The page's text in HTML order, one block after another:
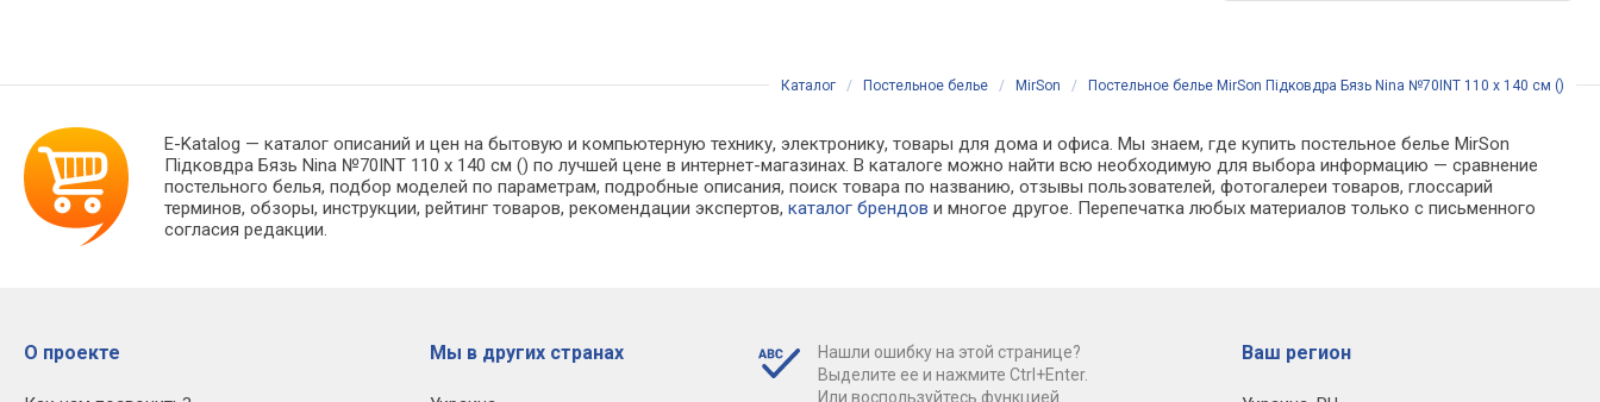
Каталог / Постельное белье / MirSon / Постельное белье MirSon Підковдра Бязь Nina №70INT 110 x 140 см ()
E-Katalog — каталог описаний и цен на бытовую и компьютерную технику, электронику, товары для дома и офиса. Мы знаем, где купить постельное белье MirSon
Підковдра Бязь Nina №70INT 110 x 140 см () по лучшей цене в интернет-магазинах. В каталоге можно найти всю необходимую для выбора информацию — сравнение
постельного белья, подбор моделей по параметрам, подробные описания, поиск товара по названию, отзывы пользователей, фотогалереи товаров, глоссарий
терминов, обзоры, инструкции, рейтинг товаров, рекомендации экспертов,каталог брендов и многое другое. Перепечатка любых материалов только с письменного
согласия редакции.
О проекте Мы в других странах
Нашли ошибку на этой странице?
Выделите ее и нажмите Ctrl+Enter.
Или воспользуйтесь функцией
Ваш регион